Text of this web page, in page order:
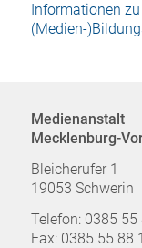
Informationen
(Medien-
Medienanstalt
Mecklenburg-
Bleicherufer 1
19053 Schwerin
Telefon: 0385 55
Fax: 0385 55 88